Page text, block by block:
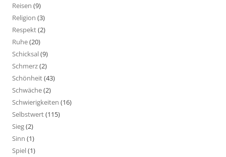
Reisen (9)
Religion (3)
Respekt(2)
Ruhe(20)
Schicksal(9)
Schmerz(2)
Schönheit(43)
Schwäche(2)
Schwierigkeiten (16)
Selbstwert(115)
Sieg(2)
Sinn (1)
Spiel(1)